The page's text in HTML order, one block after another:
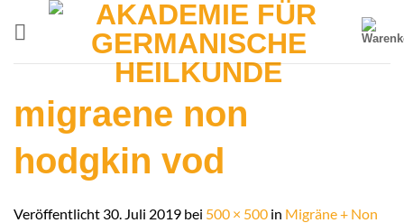
migraene non
hodgkin vod
Veröffentlicht 30. Juli 2019 bei 500 × 500 in Migräne + Non